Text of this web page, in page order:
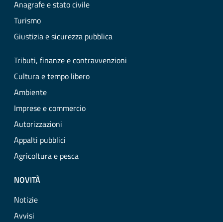
Anagrafe e stato civile
Turismo
Giustizia e sicurezza pubblica
Tributi, finanze e contravvenzioni
Cultura e tempo libero
Ambiente
Imprese e commercio
Autorizzazioni
Appalti pubblici
Agricoltura e pesca
NOVITÀ
Notizie
Avvisi